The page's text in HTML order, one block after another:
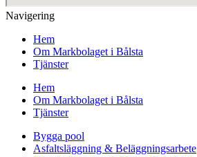
Navigering
Hem
Om Markbolaget i Bålsta
Tjänster
Hem
Om Markbolaget i Bålsta
Tjänster
Bygga pool
Asfaltsläggning & Beläggningsarbete